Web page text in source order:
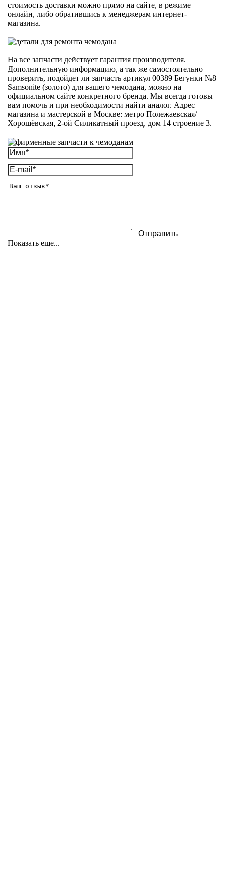
стоимость доставки можно прямо на сайте, в режиме
онлайн, либо обратившись к менеджерам интернет-
магазина.
На все запчасти действует гарантия производителя.
Дополнительную информацию, а так же самостоятельно
проверить, подойдет ли запчасть артикул 00389 Бегунки №8
Samsonite (золото) для вашего чемодана, можно на
официальном сайте конкретного бренда. Мы всегда готовы
вам помочь и при необходимости найти аналог. Адрес
магазина и мастерской в Москве: метро Полежаевская/
Хорошёвская, 2-ой Силикатный проезд, дом 14 строение 3.
Показать еще...